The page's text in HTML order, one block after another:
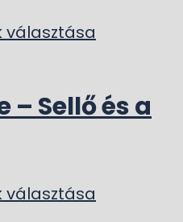
választása
– Sellő és a
választása